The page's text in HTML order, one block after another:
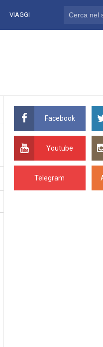
VIAGGI
Facebook
Youtube
Telegram